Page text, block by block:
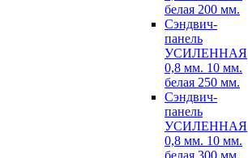
белая 200 мм.
Сэндвич-
панель
УСИЛЕННАЯ
0,8 мм. 10 мм.
белая 250 мм.
Сэндвич-
панель
УСИЛЕННАЯ
0,8 мм. 10 мм.
белая 300 мм.